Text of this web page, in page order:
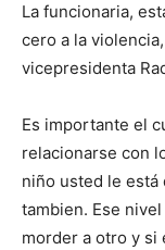
La funcionaria,
cero a la
vicepresidenta
Es importante el
relacionarse con
niño usted le
tambien. Ese
morder a otro y si